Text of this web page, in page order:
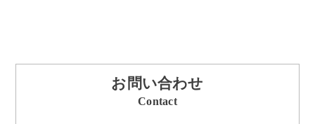
お問い合わせ
Contact